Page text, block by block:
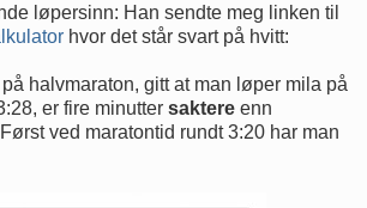
løpersinn: Han sendte meg linken til
hvor det står svart på hvitt:
halvmaraton, gitt at man løper mila på
er fire minutter saktere enn
ved maratontid rundt 3:20 har man